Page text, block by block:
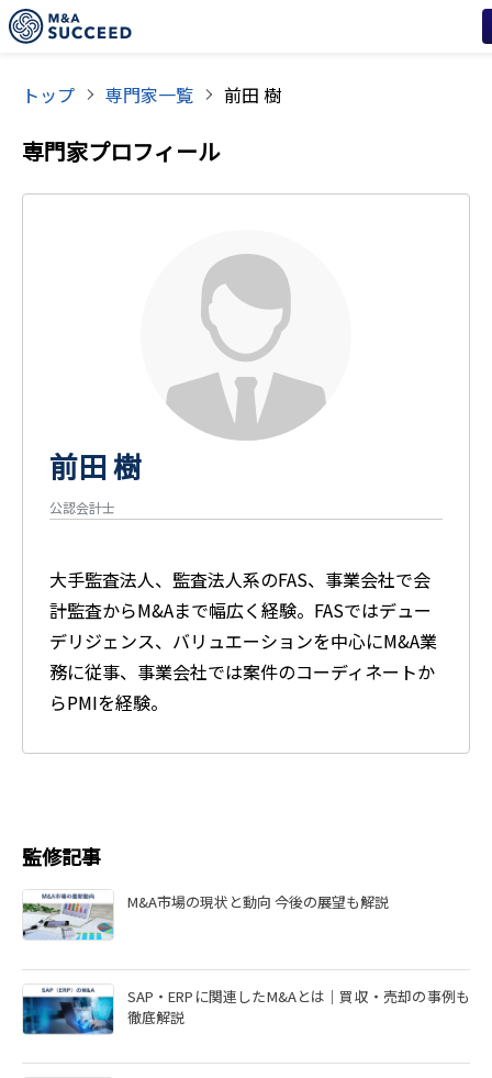
トップ 専門家一覧 前田 樹
専門家プロフィール
前田 樹
公認会計士
大手監査法人、監査法人系のFAS、事業会社で会
計監査からM&Aまで幅広く経験。FASではデュー
デリジェンス、バリュエーションを中心にM&A業
務に従事、事業会社では案件のコーディネートか
らPMIを経験。
監修記事
M&A市場の現状と動向 今後の展望も解説
SAP・ERPに関連したM&Aとは｜買収・売却の事例も
徹底解説